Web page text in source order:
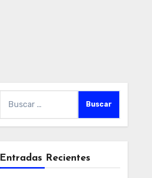
Entradas Recientes